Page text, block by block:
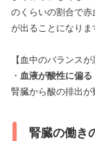
のくらいの割合で
が出ることになりま
【血中のバランスが
・ 血液が酸性に偏る
腎臓から酸の排出が
腎臓の働き